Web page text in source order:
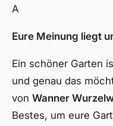
A
Eure Meinung liegt
Ein schöner Garten
und genau das
von Wanner
Bestes, um eure